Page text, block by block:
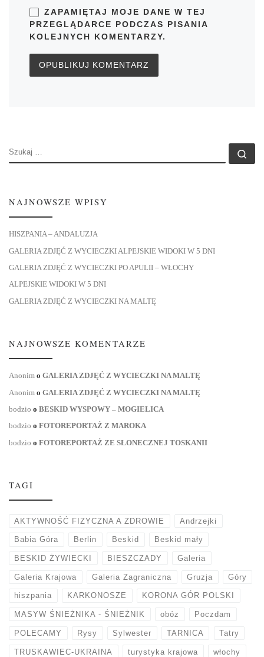
ZAPAMIĘTAJ MOJE DANE W TEJ
PRZEGLĄDARCE PODCZAS PISANIA
KOLEJNYCH KOMENTARZY.
SZUKAJ
NAJNOWSZE WPISY
HISZPANIA – ANDALUZJA
GALERIA ZDJĘĆ Z WYCIECZKI ALPEJSKIE WIDOKI W 5 DNI
GALERIA ZDJĘĆ Z WYCIECZKI PO APULII – WŁOCHY
ALPEJSKIE WIDOKI W 5 DNI
GALERIA ZDJĘĆ Z WYCIECZKI NA MALTĘ
NAJNOWSZE KOMENTARZE
Anonim o GALERIA ZDJĘĆ Z WYCIECZKI NA MALTĘ
Anonim o GALERIA ZDJĘĆ Z WYCIECZKI NA MALTĘ
bodzio o BESKID WYSPOWY – MOGIELICA
bodzio o FOTOREPORTAŻ Z MAROKA
bodzio o FOTOREPORTAŻ ZE SŁONECZNEJ TOSKANII
TAGI
AKTYWNOŚĆ FIZYCZNA A ZDROWIE Andrzejki
Babia Góra Berlin Beskid Beskid mały
BESKID ŻYWIECKI BIESZCZADY Galeria
Galeria Krajowa Galeria Zagraniczna Gruzja Góry
hiszpania KARKONOSZE KORONA GÓR POLSKI
MASYW ŚNIEŻNIKA - ŚNIEŻNIK obóz Poczdam
POLECAMY Rysy Sylwester TARNICA Tatry
TRUSKAWIEC-UKRAINA turystyka krajowa włochy